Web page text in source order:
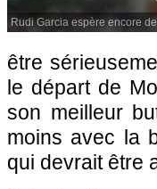
Rudi Garcia espère encore
être
le départ de
son meilleur
moins avec la
qui devrait être